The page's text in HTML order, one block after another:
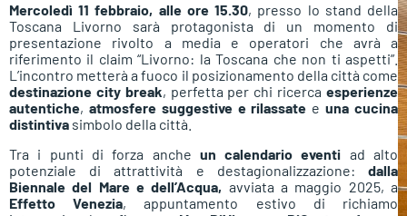
Mercoledì 11 febbraio, alle ore 15.30, presso lo stand della
Toscana Livorno sarà protagonista di un momento di
presentazione rivolto a media e operatori che avrà a
riferimento il claim “Livorno: la Toscana che non ti aspetti”.
L’incontro metterà a fuoco il posizionamento della città come
destinazione city break, perfetta per chi ricercaesperienze
autentiche, atmosfere suggestive e rilassate euna cucina
distintiva simbolo della città.
Tra i punti di forza anche un calendario eventi ad alto
potenziale di attrattività e destagionalizzazione: dalla
Biennale del Mare e dell’Acqua, avviata a maggio 2025, a
Effetto Venezia, appuntamento estivo di richiamo